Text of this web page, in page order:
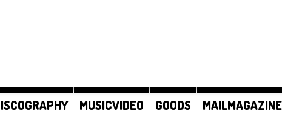
MUSICVIDEO GOODS
MAILMAGAZINE